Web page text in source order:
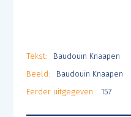
Tekst:
Baudouin Knaapen
Beeld:
Baudouin Knaapen
Eerder uitgegeven:
157